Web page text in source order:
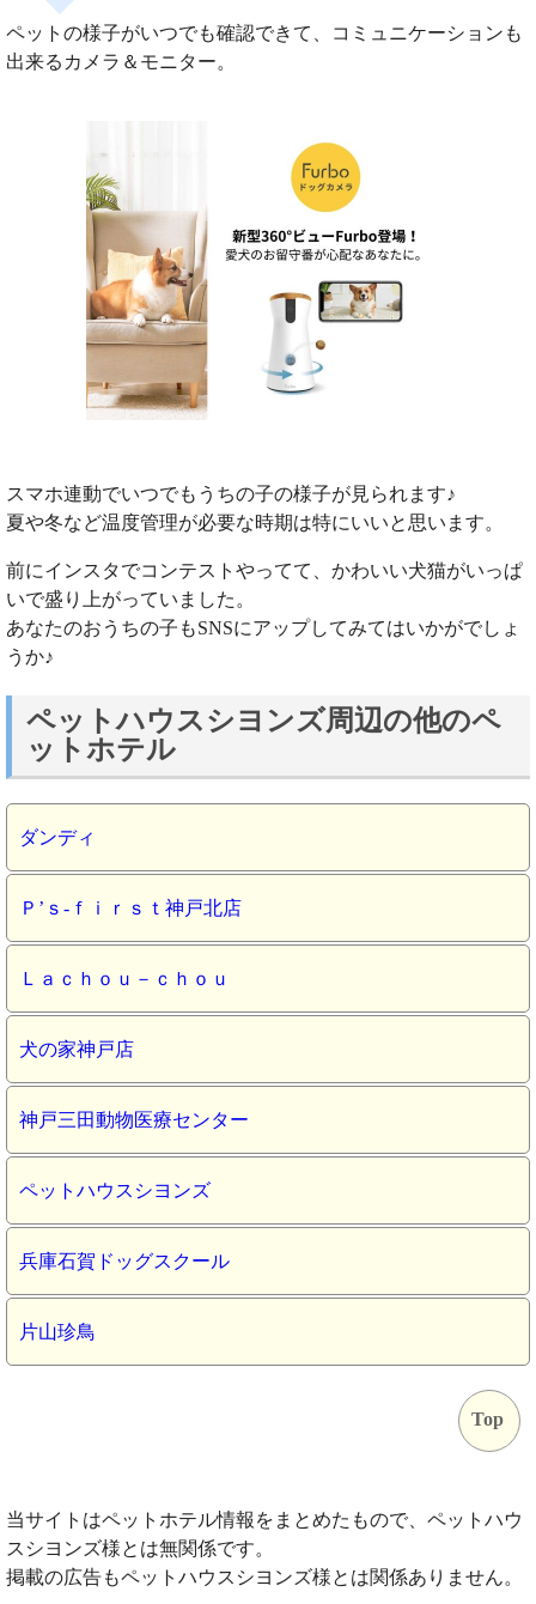
ペットの様子がいつでも確認できて、コミュニケーションも
出来るカメラ＆モニター。
スマホ連動でいつでもうちの子の様子が見られます♪
夏や冬など温度管理が必要な時期は特にいいと思います。
前にインスタでコンテストやってて、かわいい犬猫がいっぱ
いで盛り上がっていました。
あなたのおうちの子もSNSにアップしてみてはいかがでしょ
うか♪
ペットハウスシヨンズ周辺の他のペ
ットホテル
ダンディ
Ｐ’ｓ‐ｆｉｒｓｔ神戸北店
Ｌａｃｈｏｕ－ｃｈｏｕ
犬の家神戸店
神戸三田動物医療センター
ペットハウスシヨンズ
兵庫石賀ドッグスクール
片山珍鳥
Top
当サイトはペットホテル情報をまとめたもので、ペットハウ
スシヨンズ様とは無関係です。
掲載の広告もペットハウスシヨンズ様とは関係ありません。